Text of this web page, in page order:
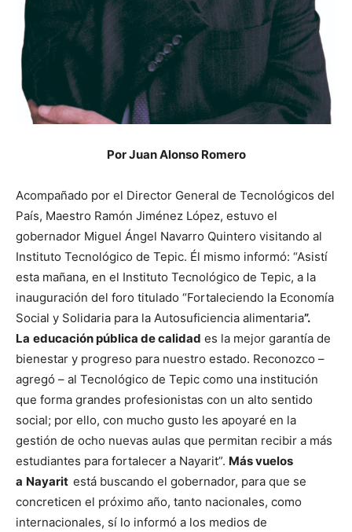
Por Juan Alonso Romero
Acompañado por el Director General de Tecnológicos del
País, Maestro Ramón Jiménez López, estuvo el
gobernador Miguel Ángel Navarro Quintero visitando al
Instituto Tecnológico de Tepic. Él mismo informó: “Asistí
esta mañana, en el Instituto Tecnológico de Tepic, a la
inauguración del foro titulado “Fortaleciendo la Economía
Social y Solidaria para la Autosuficiencia alimentaria”.
La educación pública de calidad es la mejor garantía de
bienestar y progreso para nuestro estado. Reconozco –
agregó – al Tecnológico de Tepic como una institución
que forma grandes profesionistas con un alto sentido
social; por ello, con mucho gusto les apoyaré en la
gestión de ocho nuevas aulas que permitan recibir a más
estudiantes para fortalecer a Nayarit”. Más vuelos
a Nayarit está buscando el gobernador, para que se
concreticen el próximo año, tanto nacionales, como
internacionales, sí lo informó a los medios de